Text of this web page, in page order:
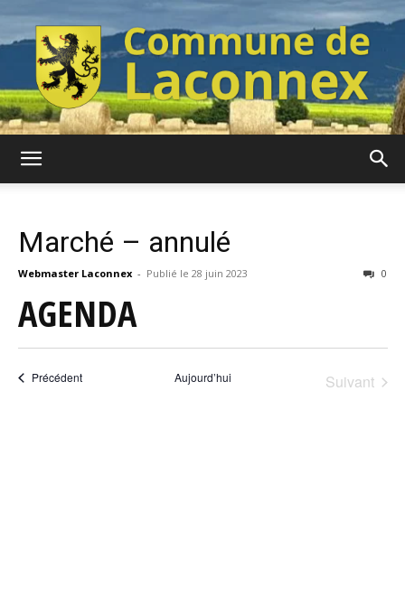
Marché – annulé
Webmaster Laconnex - 28 juin 2023 0
AGENDA
PrécédentÉvènements Aujourd’hui
Suivant